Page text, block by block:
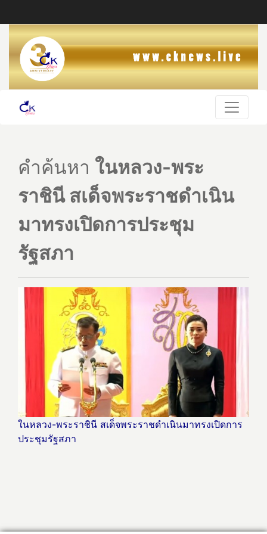
คำค้นหา ในหลวง-พระ
ราชินี สเด็จพระราชดำเนิน
มาทรงเปิดการประชุม
รัฐสภา
ในหลวง-พระราชินี สเด็จพระราชดำเนินมาทรงเปิดการ
ประชุมรัฐสภา